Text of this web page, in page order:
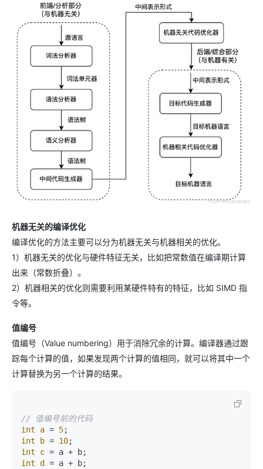
机器无关的编译优化
编译优化的方法主要可以分为机器无关与机器相关的优化。
1）机器无关的优化与硬件特征无关，比如把常数值在编译期计算
出来（常数折叠）。
2）机器相关的优化则需要利用某硬件特有的特征，比如 SIMD 指
令等。
值编号
值编号（Value numbering）用于消除冗余的计算。编译器通过跟
踪每个计算的值，如果发现两个计算的值相同，就可以将其中一个
计算替换为另一个计算的结果。
// 值编号前的代码
int
a = 5
int
b = 10
int
c =
int d = a + b;